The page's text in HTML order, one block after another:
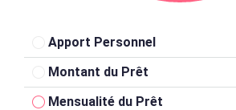
Apport Personnel
Montant du Prêt
Mensualité du Prêt